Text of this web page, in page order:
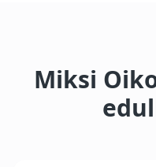
Miksi